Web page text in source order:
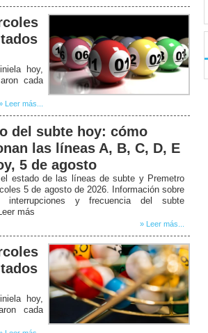
hoy,
cada
Leer más...
del subte hoy: cómo
las líneas A, B, C, D, E
5 de agosto
el estado de las líneas de subte y Premetro
5 de agosto de 2026. Información sobre
interrupciones y frecuencia del subte
más
» Leer más...
hoy,
cada